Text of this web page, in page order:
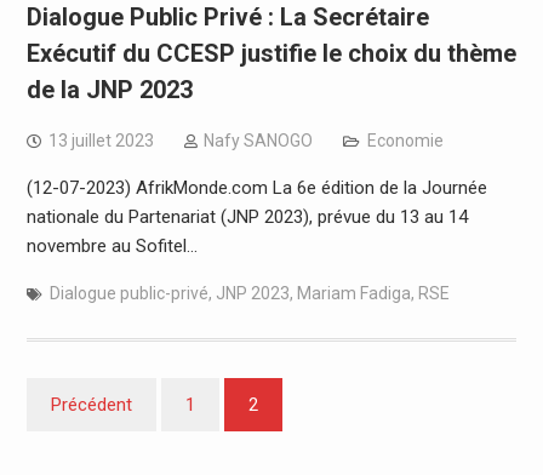
Dialogue Public Privé : La Secrétaire
Exécutif du CCESP justifie le choix du thème
de la JNP 2023
13 juillet 2023 Nafy SANOGO Economie
(12-07-2023) AfrikMonde.com La 6e édition de la Journée
nationale du Partenariat (JNP 2023), prévue du 13 au 14
novembre au Sofitel…
Dialogue public-privé, JNP 2023, Mariam Fadiga, RSE
Pagination
Précédent 1 2